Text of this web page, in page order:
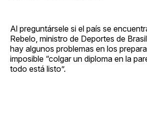
Al preguntársele si el país se
Rebelo, ministro de Deportes de
hay algunos problemas en los
imposible “colgar un diploma en la
todo está listo”.